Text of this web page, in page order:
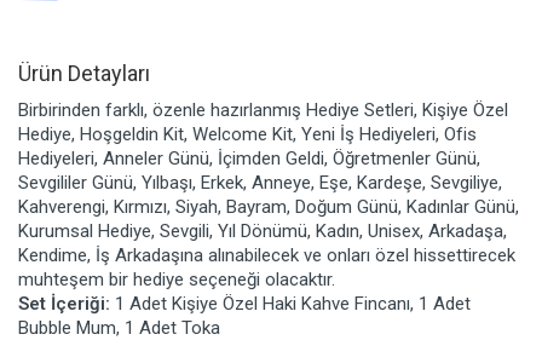
Ürün Detayları
Birbirinden farklı, özenle hazırlanmış Hediye Setleri, Kişiye Özel
Hediye, Hoşgeldin Kit, Welcome Kit, Yeni İş Hediyeleri, Ofis
Hediyeleri, Anneler Günü, İçimden Geldi, Öğretmenler Günü,
Sevgililer Günü, Yılbaşı, Erkek, Anneye, Eşe, Kardeşe, Sevgiliye,
Kahverengi, Kırmızı, Siyah, Bayram, Doğum Günü, Kadınlar Günü,
Kurumsal Hediye, Sevgili, Yıl Dönümü, Kadın, Unisex, Arkadaşa,
Kendime, İş Arkadaşına alınabilecek ve onları özel hissettirecek
muhteşem bir hediye seçeneği olacaktır.
Set İçeriği: 1 Adet Kişiye Özel Haki Kahve Fincanı, 1 Adet
Bubble Mum, 1 Adet Toka